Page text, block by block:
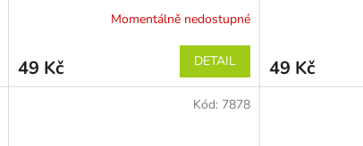
Momentálně nedostupné
49 Kč DETAIL 49 Kč
Kód: 7878